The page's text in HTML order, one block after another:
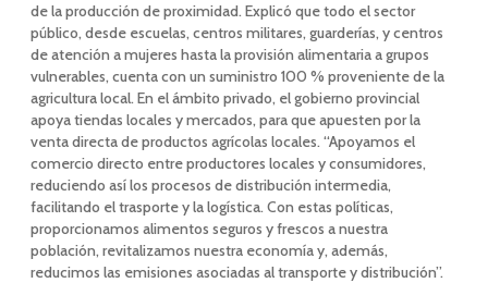
de la producción de proximidad. Explicó que todo el sector
público, desde escuelas, centros militares, guarderías, y centros
de atención a mujeres hasta la provisión alimentaria a grupos
vulnerables, cuenta con un suministro 100 % proveniente de la
agricultura local. En el ámbito privado, el gobierno provincial
apoya tiendas locales y mercados, para que apuesten por la
venta directa de productos agrícolas locales. “Apoyamos el
comercio directo entre productores locales y consumidores,
reduciendo así los procesos de distribución intermedia,
facilitando el trasporte y la logística. Con estas políticas,
proporcionamos alimentos seguros y frescos a nuestra
población, revitalizamos nuestra economía y, además,
reducimos las emisiones asociadas al transporte y distribución”.